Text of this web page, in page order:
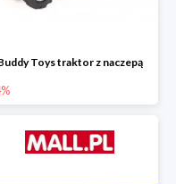
Toys traktor z naczepą